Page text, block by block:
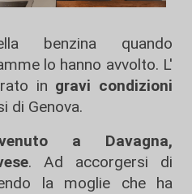
benzina quando
lo hanno avvolto. L'
in gravi condizioni
di Genova.
a Davagna,
. Ad accorgersi di
la moglie che ha